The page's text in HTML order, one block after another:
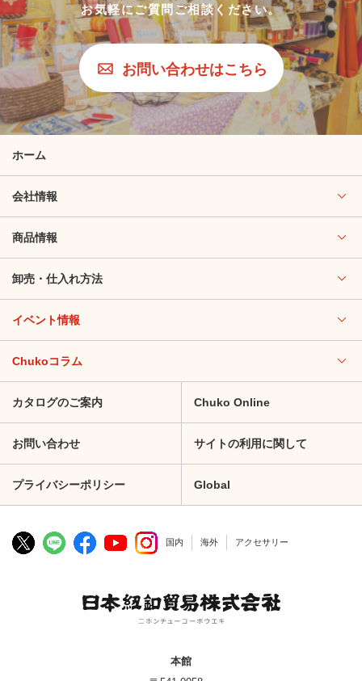
お気軽にご質問ご相談ください。
お問い合わせはこちら
ホーム
会社情報
商品情報
卸売・仕入れ方法
イベント情報
Chukoコラム
カタログのご案内 Chuko Online
お問い合わせ サイトの利用に関して
プライバシーポリシー Global
国内 海外 アクセサリー
本館